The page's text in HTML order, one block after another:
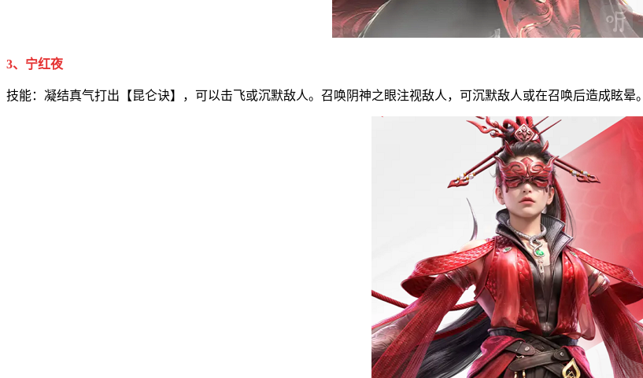
3、宁红夜
技能：凝结真气打出【昆仑诀】，可以击飞或沉默敌人。召唤阴神之眼注视敌人，可沉默敌人或在召唤后造成眩晕。